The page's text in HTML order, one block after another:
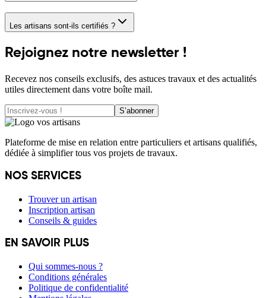
Les artisans sont-ils certifiés ?
Rejoignez notre newsletter !
Recevez nos conseils exclusifs, des astuces travaux et des actualités
utiles directement dans votre boîte mail.
S’abonner
Plateforme de mise en relation entre particuliers et artisans qualifiés,
dédiée à simplifier tous vos projets de travaux.
NOS SERVICES
Trouver un artisan
Inscription artisan
Conseils & guides
EN SAVOIR PLUS
Qui sommes-nous ?
Conditions générales
Politique de confidentialité